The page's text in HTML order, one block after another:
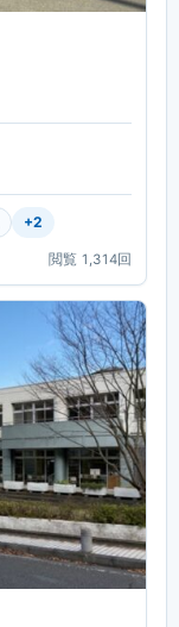
+2
閲覧 1,314回